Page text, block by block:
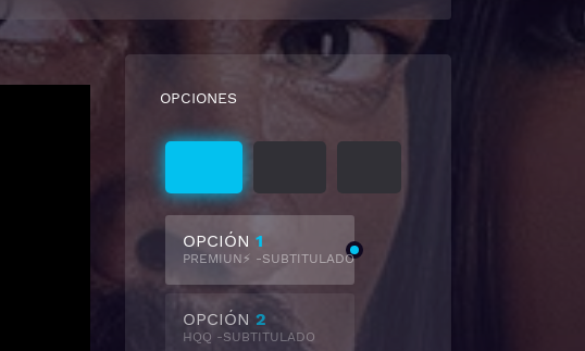
OPCIONES
OPCIÓN 1
PREMIUN⚡ -SUBTITULADO
OPCIÓN 2
HQQ -SUBTITULADO